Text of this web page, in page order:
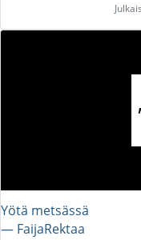
Yötä metsässä
― FaijaRektaa